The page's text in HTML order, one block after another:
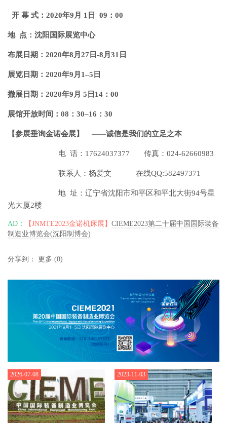
开 幕 式：2020年9月 1日 09：00
地 点：沈阳国际展览中心
布展日期：2020年8月27日-8月31日
展览日期：2020年9月1–5日
撤展日期：2020年9月 5日14：00
展馆开放时间：08：30–16：30
【参展垂询金诺会展】 ——诚信是我们的立足之本
电 话：17624037377 传真：024-62660983
联系人：杨爱文 在线QQ:582497371
地 址：辽宁省沈阳市和平区和平北大街94号星
光大厦2楼
AD： 【JNMTE2023金诺机床展】 CIEME2023第二十届中国国际装备
制造业博览会(沈阳制博会)
分享到： 更多 (0)
2026-07-08 2023-11-03